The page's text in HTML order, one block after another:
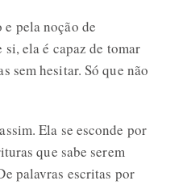
pela noção de
ela é capaz de tomar
sem hesitar. Só que não
Ela se esconde por
que sabe serem
palavras escritas por